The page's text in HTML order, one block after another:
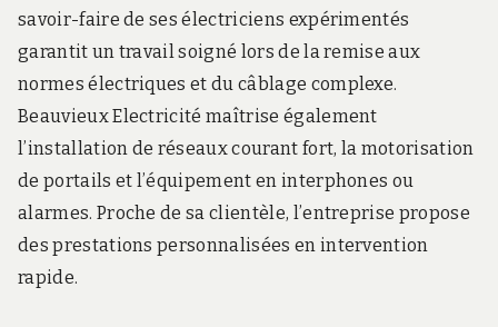
savoir-faire de ses électriciens expérimentés
garantit un travail soigné lors de la remise aux
normes électriques et du câblage complexe.
Beauvieux Electricité maîtrise également
l’installation de réseaux courant fort, la motorisation
de portails et l’équipement en interphones ou
alarmes. Proche de sa clientèle, l’entreprise propose
des prestations personnalisées en intervention
rapide.